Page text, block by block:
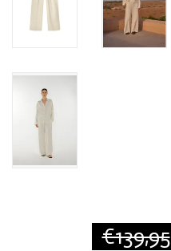
€139,95